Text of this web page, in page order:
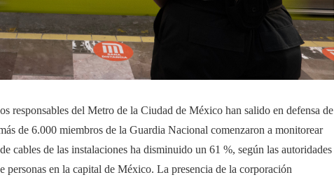
responsables del Metro de la Ciudad de México han salido en defensa de
de 6.000 miembros de la Guardia Nacional comenzaron a monitorear
cables de las instalaciones ha disminuido un 61 %, según las autoridades
personas en la capital de México. La presencia de la corporación